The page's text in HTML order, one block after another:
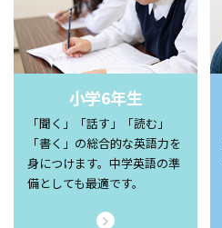
小学6年生
「聞く」「話す」「読む」
「書く」の総合的な英語力を
身につけます。中学英語の準
備としても最適です。